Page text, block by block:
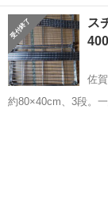
と思うと下2本のパ
ようかと思います。 動かさなかったり、パイプだけや部品を何かに再
利用される方。いら
佐賀 佐賀市
ス
佐
約80×40cm、3段。